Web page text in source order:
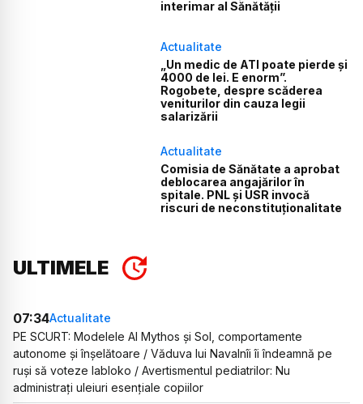
interimar al Sănătății
Actualitate
„Un medic de ATI poate pierde și
4000 de lei. E enorm”.
Rogobete, despre scăderea
veniturilor din cauza legii
salarizării
Actualitate
Comisia de Sănătate a aprobat
deblocarea angajărilor în
spitale. PNL și USR invocă
riscuri de neconstituționalitate
ULTIMELE
07:34Actualitate
PE SCURT: Modelele AI Mythos și Sol, comportamente
autonome și înșelătoare / Văduva lui Navalnîi îi îndeamnă pe
ruși să voteze Iabloko / Avertismentul pediatrilor: Nu
administrați uleiuri esențiale copiilor